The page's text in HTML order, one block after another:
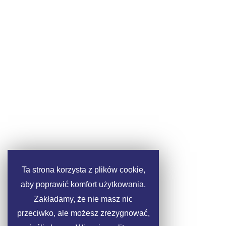
Ta strona korzysta z plików cookie,
aby poprawić komfort użytkowania.
Zakładamy, że nie masz nic
przeciwko, ale możesz zrezygnować,